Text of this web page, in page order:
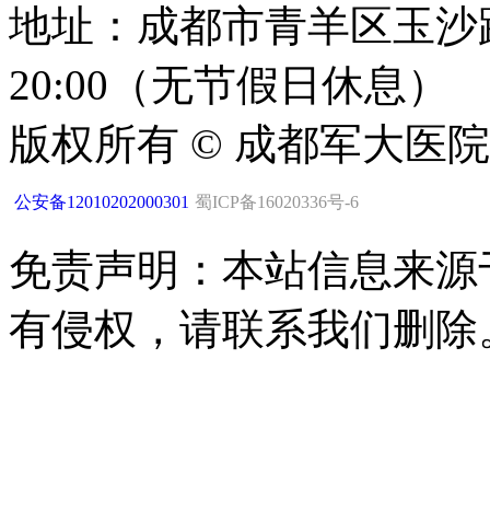
地址：成都市青羊区玉
20:00（无节假日休息）
版权所有 © 成都军大医
公安备12010202000301 蜀ICP备16020336号-6
免责声明：本站信息来
有侵权，请联系我们删除